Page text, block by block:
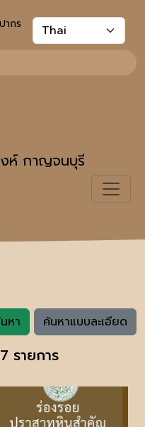
ากร
งห์ กาญจนบุรี
หา ค้นหาแบบละเอียด
รายการ